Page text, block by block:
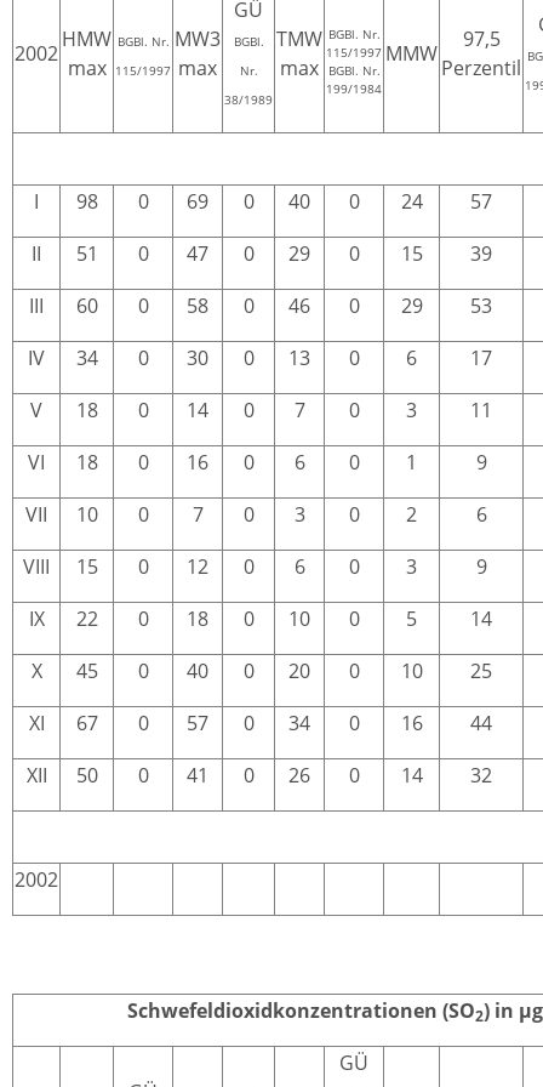
2002
HMW
max
BGBl. Nr.
115/1997
MW3
max
GÜ
BGBl.
Nr.
38/1989
TMW
max
BGBl. Nr.
115/1997
BGBl. Nr.
199/1984
MMW
97,5
Perzentil
I 98 0 69 0 40 0 24
57
II
51 0 47 0 29 0 15
39
III
60 0 58 0 46 0 29
53
IV
34 0 30 0 13 0 6
17
V
18 0 14 0 7 0 3
11
VI
18 0 16 0 6 0 1
9
VII
10 0 7 0 3 0 2
6
VIII
15 0 12 0 6 0 3
9
IX
22 0 18 0 10 0 5
14
X
45 0 40 0 20 0 10
25
XI
67 0 57 0 34 0 16
44
XII
50 0 41 0 26 0 14 32
2002
Schwefeldioxidkonzentrationen (SO2) in
GÜ